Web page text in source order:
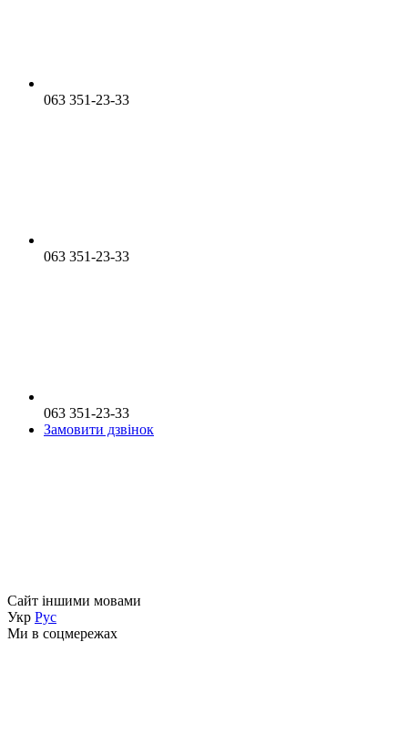
063 351-23-33
063 351-23-33
063 351-23-33
Замовити дзвінок
Сайт іншими мовами
Укр Рус
Ми в соцмережах